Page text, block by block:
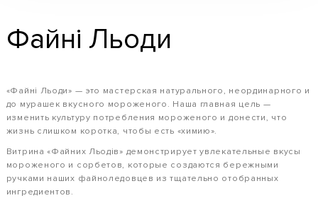
Файні Льоди
«Файні Льоди» — это мастерская натурального, неординарного и
до мурашек вкусного мороженого. Наша главная цель —
изменить культуру потребления мороженого и донести, что
жизнь слишком коротка, чтобы есть «химию».
Витрина «Файних Льодів» демонстрирует увлекательные вкусы
мороженого и сорбетов, которые создаются бережными
ручками наших файноледовцев из тщательно отобранных
ингредиентов.